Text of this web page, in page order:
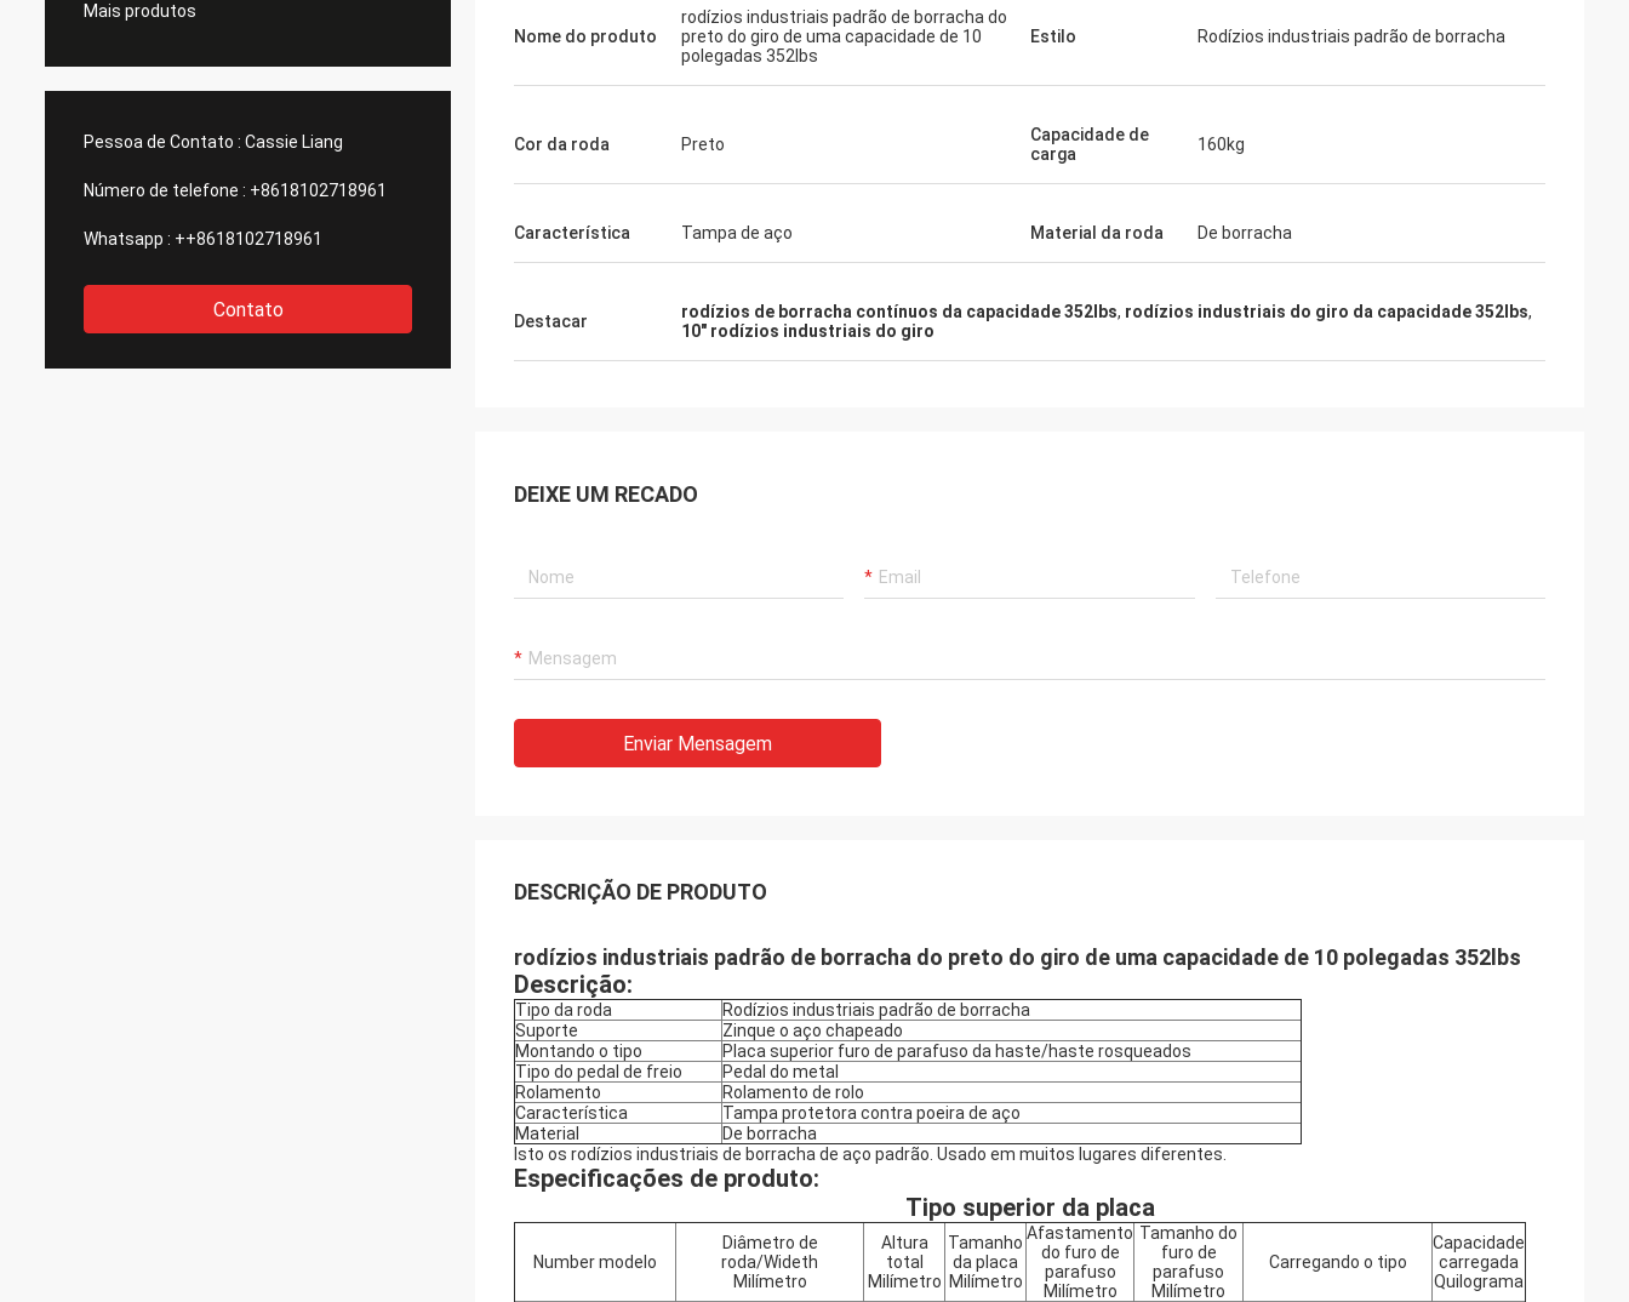
Mais produtos
Pessoa de Contato : Cassie Liang
Número de telefone : +8618102718961
Whatsapp : ++8618102718961
Contato
Nome do produto
rodízios industriais padrão de borracha do
preto do giro de uma capacidade de 10
polegadas 352lbs
Estilo Rodízios industriais padrão de borracha
Cor da roda Preto
Capacidade de
carga
160kg
Característica Tampa de aço Material da roda De borracha
Destacar rodízios de borracha contínuos da capacidade 352lbs, rodízios industriais do giro da capacidade 352lbs,
10" rodízios industriais do giro
DEIXE UM RECADO
Enviar Mensagem
DESCRIÇÃO DE PRODUTO
rodízios industriais padrão de borracha do preto do giro de uma capacidade de 10 polegadas 352lbs
Descrição:
Tipo da roda
Rodízios industriais padrão de borracha
Suporte
Zinque o aço chapeado
Montando o tipo
Placa superior furo de parafuso da haste/haste rosqueados
Tipo do pedal de freio
Pedal do metal
Rolamento
Rolamento de rolo
Característica
Tampa protetora contra poeira de aço
Material
De borracha
Isto os rodízios industriais de borracha de aço padrão. Usado em muitos lugares diferentes.
Especificações de produto:
Tipo superior da placa
Number modelo
Diâmetro de
roda/Wideth
Milímetro
Altura
total
Milímetro
Tamanho
da placa
Milímetro
Afastamento
do furo de
parafuso
Milímetro
Tamanho do
furo de
parafuso
Milímetro
Carregando o tipo
Capacidade
carregada
Quilograma